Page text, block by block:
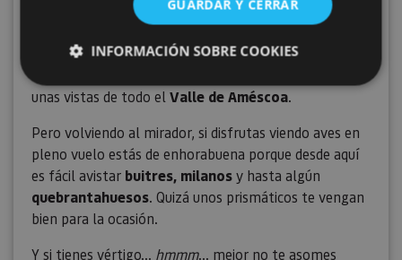
dentro del Parque Natural, donde encontrarás un
parking a 150 metros del acantilado.
unas vistas de todo el Valle de Améscoa.
Pero volviendo al mirador, si disfrutas viendo aves en
pleno vuelo estás de enhorabuena porque desde aquí
es fácil avistar buitres, milanosy hasta algún
quebrantahuesos. Quizá unos prismáticos te vengan
bien para la ocasión.
Y si tienes vértigo… hmmm… mejor no te asomes
GUARDAR Y CERRAR
INFORMACIÓN SOBRE COOKIES
Cookies de rendimiento
Cookies de preferencias
Cookies de funcionalidad
Cookies no clasificadas
Las cookies estrictamente necesarias permiten la